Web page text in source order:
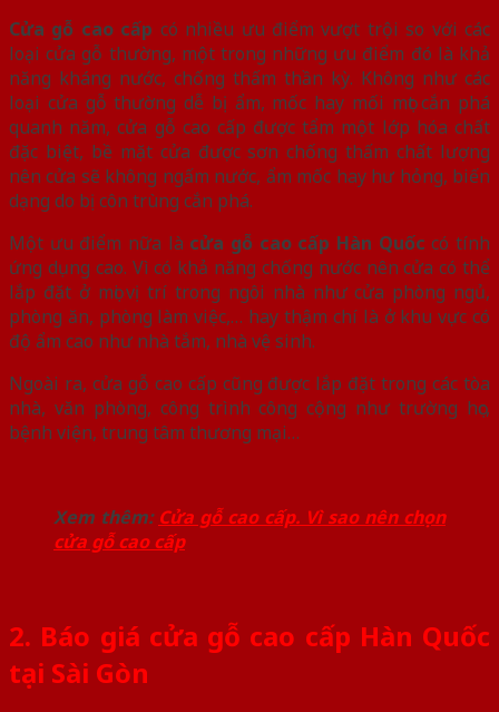
Cửa gỗ cao cấp có nhiều ưu điểm vượt trội so với các
loại cửa gỗ thường, một trong những ưu điểm đó là khả
năng kháng nước, chống thấm thần kỳ. Không như các
loại cửa gỗ thường dễ bị ẩm, mốc hay mối mọt cắn phá
quanh năm, cửa gỗ cao cấp được tẩm một lớp hóa chất
đặc biệt, bề mặt cửa được sơn chống thấm chất lượng
nên cửa sẽ không ngấm nước, ẩm mốc hay hư hỏng, biến
dạng do bị côn trùng cắn phá.
Một ưu điểm nữa là cửa gỗ cao cấp Hàn Quốc có tính
ứng dụng cao. Vì có khả năng chống nước nên cửa có thể
lắp đặt ở mọi vị trí trong ngôi nhà như cửa phòng ngủ,
phòng ăn, phòng làm việc,… hay thậm chí là ở khu vực có
độ ẩm cao như nhà tắm, nhà vệ sinh.
Ngoài ra, cửa gỗ cao cấp cũng được lắp đặt trong các tòa
nhà, văn phòng, công trình công cộng như trường học,
bệnh viện, trung tâm thương mại…
Xem thêm: Cửa gỗ cao cấp. Vì sao nên chọn
cửa gỗ cao cấp
2. Báo giá cửa gỗ cao cấp Hàn Quốc
tại Sài Gòn